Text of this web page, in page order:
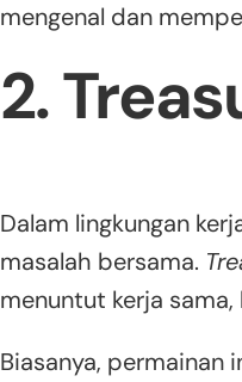
mengenal dan
2.
Dalam lingkungan
masalah bersama.
menuntut kerja
Biasanya, permainan